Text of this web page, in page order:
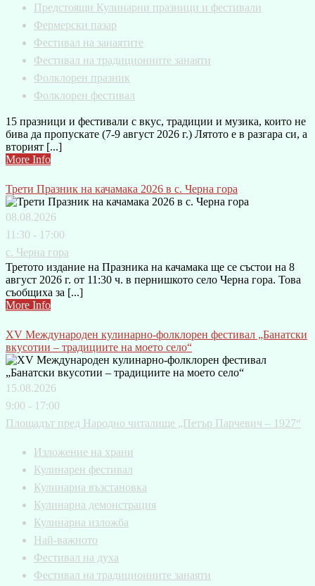
Предстоящи Кулинарни празници и фестивали
Фермерски пазар
Фестивал на занаятите
Фестивал на традиционните занаяти
Фолклорен празник
Фолклорен фестивал
15 празници и фестивали с вкус, традиции и музика, които не
бива да пропускате (7-9 август 2026 г.) Лятото е в разгара си, а
вторият [...]
More Info
Трети Празник на качамака 2026 в с. Черна гора
08.08.2026
11:30 - 17:00
с. Черна гора
Третото издание на Празника на качамака ще се състои на 8
август 2026 г. от 11:30 ч. в пернишкото село Черна гора. Това
съобщиха за [...]
More Info
XV Международен кулинарно-фолклорен фестивал „Банатски
вкусотии – традициите на моето село“
15.08.2026
9:00 - 17:00
Площадът пред Народно читалище „Петър Парчевич – 1927“
Изложение на храни
Кулинарен фестивал
Кулинарна възстановка
Кулинарна демонстрация
Кулинарна изложба
Най-важното
Фестивал на духа
Фестивал на традиционните занаяти